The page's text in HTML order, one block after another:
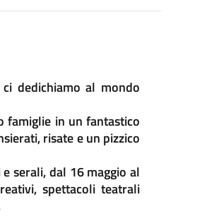
dedichiamo al mondo
famiglie in un fantastico
risate e un pizzico
serali, dal 16 maggio al
spettacoli teatrali